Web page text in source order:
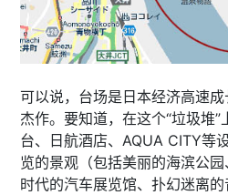
可以说，台场是日本经济高速
杰作。要知道，在这个“垃圾堆
台、日航酒店、AQUA CITY等
览的景观（包括美丽的海滨公
时代的汽车展览馆、扑幻迷离